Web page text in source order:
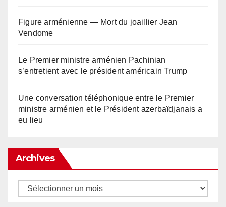
Figure arménienne — Mort du joaillier Jean
Vendome
Le Premier ministre arménien Pachinian
s’entretient avec le président américain Trump
Une conversation téléphonique entre le Premier
ministre arménien et le Président azerbaïdjanais a
eu lieu
Archives
Archives